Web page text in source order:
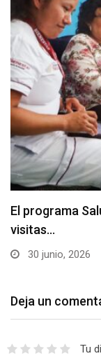
El programa
visitas…
30 junio, 2026
Deja un
Tu